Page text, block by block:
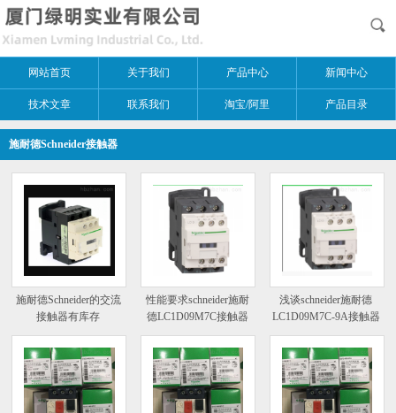
网站首页 关于我们 产品中心 新闻中心
技术文章 联系我们 淘宝/阿里 产品目录
施耐德Schneider接触器
施耐德Schneider的交流
接触器有库存
性能要求schneider施耐
德LC1D09M7C接触器
浅谈schneider施耐德
LC1D09M7C-9A接触器